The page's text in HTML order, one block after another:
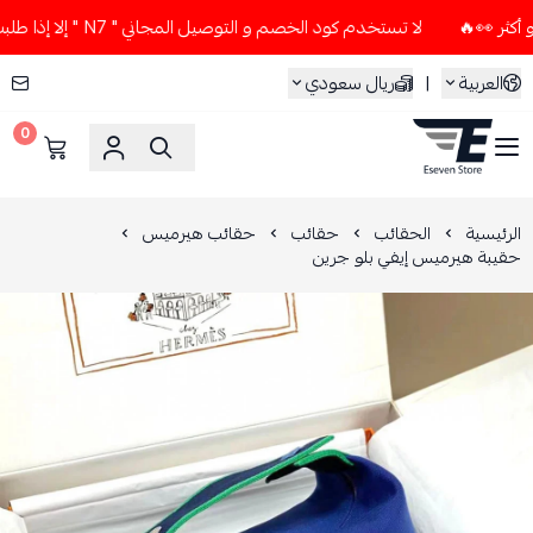
لا تستخدم كود الخصم و التوصيل المجاني " N7 " إلا إذا طلبت قطعتين أو أكثر 👀🔥
العربية
| ريال سعودي
ESEVEN STORE
0
الرئيسية الحقائب حقائب حقائب هيرميس
حقيبة هيرميس إيفي بلو جرين